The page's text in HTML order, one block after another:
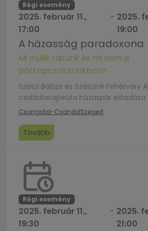
Régi esemény
2025. február 11.,
17:00
- 2025.
19:00
A házasság paradoxona
Mi múlik rajtunk és mi nem a
párkapcsolatunkban?
Szászi Balázs és Szásziné Fehérváry
családterapeuta házaspár előadása
Csongrád-CsanádSzeged
Tovább
Régi esemény
2025. február 11.,
19:30
- 2025.
21:00